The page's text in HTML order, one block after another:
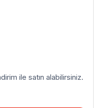
ile satın alabilirsiniz.